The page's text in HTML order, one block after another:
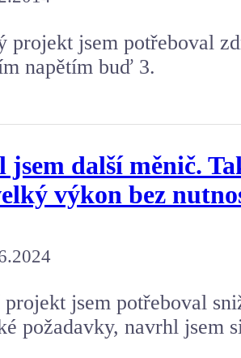
projekt jsem potřeboval
napětím buď 3.
jsem další měnič.
výkon bez
jsem potřeboval
požadavky, navrhl jsem